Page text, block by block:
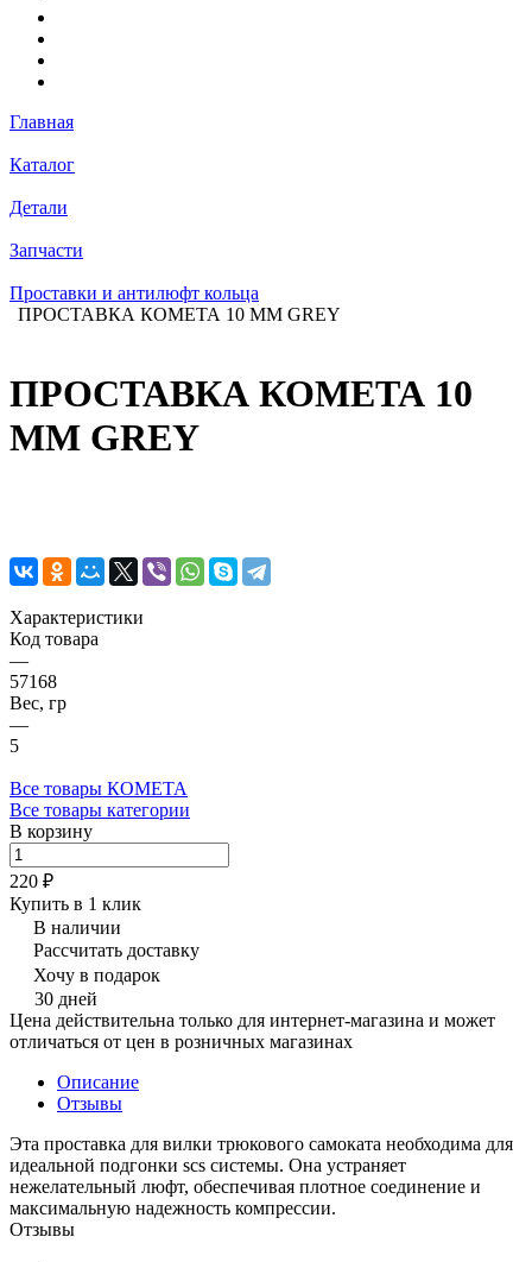
Главная
Каталог
Детали
Запчасти
Проставки и антилюфт кольца
ПРОСТАВКА КОМЕТА 10 ММ GREY
ПРОСТАВКА КОМЕТА 10
ММ GREY
Характеристики
Код товара
—
57168
Вес, гр
—
5
Все товары КОМЕТА
Все товары категории
В корзину
220 ₽
Купить в 1 клик
В наличии
Рассчитать доставку
Хочу в подарок
30 дней
Цена действительна только для интернет-магазина и может
отличаться от цен в розничных магазинах
Описание
Отзывы
Эта проставка для вилки трюкового самоката необходима для
идеальной подгонки scs системы. Она устраняет
нежелательный люфт, обеспечивая плотное соединение и
максимальную надежность компрессии.
Отзывы